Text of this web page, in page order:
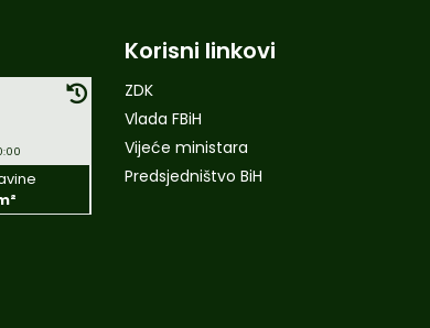
Korisni linkovi
ZDK
Vlada FBiH
Vijeće ministara
Predsjedništvo BiH